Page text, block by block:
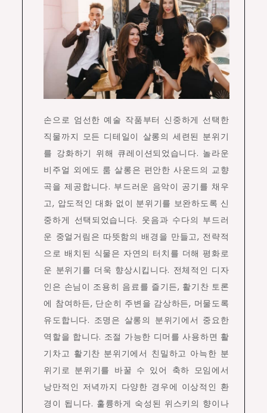
손으로 엄선한 예술 작품부터 신중하게 선택한
직물까지 모든 디테일이 살롱의 세련된 분위기
를 강화하기 위해 큐레이션되었습니다. 놀라운
비주얼 외에도 룸 살롱은 편안한 사운드의 교향
곡을 제공합니다. 부드러운 음악이 공기를 채우
고, 압도적인 대화 없이 분위기를 보완하도록 신
중하게 선택되었습니다. 웃음과 수다의 부드러
운 중얼거림은 따뜻함의 배경을 만들고, 전략적
으로 배치된 식물은 자연의 터치를 더해 평화로
운 분위기를 더욱 향상시킵니다. 전체적인 디자
인은 손님이 조용히 음료를 즐기든, 활기찬 토론
에 참여하든, 단순히 주변을 감상하든, 머물도록
유도합니다. 조명은 살롱의 분위기에서 중요한
역할을 합니다. 조절 가능한 디머를 사용하면 활
기차고 활기찬 분위기에서 친밀하고 아늑한 분
위기로 분위기를 바꿀 수 있어 축하 모임에서
낭만적인 저녁까지 다양한 경우에 이상적인 환
경이 됩니다. 훌륭하게 숙성된 위스키의 향이나